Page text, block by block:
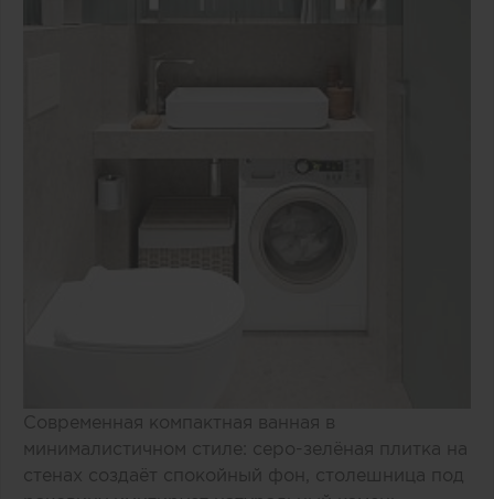
Современная компактная ванная в
минималистичном стиле: серо-зелёная плитка на
стенах создаёт спокойный фон, столешница под